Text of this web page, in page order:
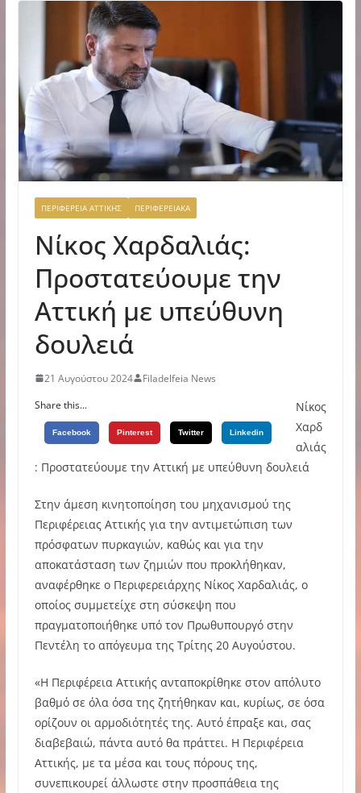
ΠΕΡΙΦΕΡΕΙΑ ΑΤΤΙΚΗΣ ΠΕΡΙΦΕΡΕΙΑΚΑ
Νίκος Χαρδαλιάς:
Προστατεύουμε την
Αττική με υπεύθυνη
δουλειά
21 Αυγούστου 2024
Filadelfeia News
Share this...
Facebook Pinterest Twitter Linkedin
Νίκος
Χαρδ
αλιάς
: Προστατεύουμε την Αττική με υπεύθυνη δουλειά
Στην άμεση κινητοποίηση του μηχανισμού της
Περιφέρειας Αττικής για την αντιμετώπιση των
πρόσφατων πυρκαγιών, καθώς και για την
αποκατάσταση των ζημιών που προκλήθηκαν,
αναφέρθηκε ο Περιφερειάρχης Νίκος Χαρδαλιάς, ο
οποίος συμμετείχε στη σύσκεψη που
πραγματοποιήθηκε υπό τον Πρωθυπουργό στην
Πεντέλη το απόγευμα της Τρίτης 20 Αυγούστου.
«Η Περιφέρεια Αττικής ανταποκρίθηκε στον απόλυτο
βαθμό σε όλα όσα της ζητήθηκαν και, κυρίως, σε όσα
ορίζουν οι αρμοδιότητές της. Αυτό έπραξε και, σας
διαβεβαιώ, πάντα αυτό θα πράττει. Η Περιφέρεια
Αττικής, με τα μέσα και τους πόρους της,
συνεπικουρεί άλλωστε στην προσπάθεια της